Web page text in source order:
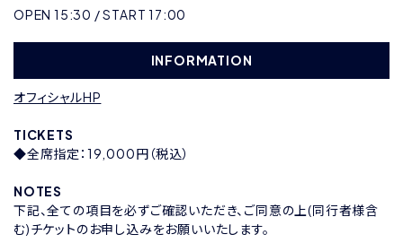
OPEN 15:30 / START 17:00
INFORMATION
オフィシャルHP
TICKETS
◆全席指定：19,000円（税込）
NOTES
下記、全ての項目を必ずご確認いただき、ご同意の上(同行者様含
む)チケットのお申し込みをお願いいたします。